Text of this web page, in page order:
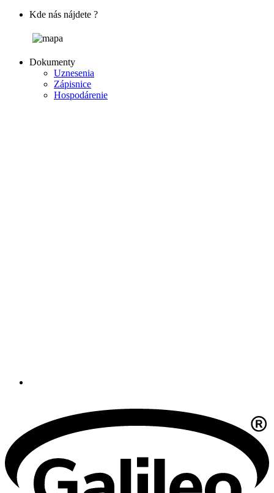
Kde nás nájdete ?
Dokumenty
Uznesenia
Zápisnice
Hospodárenie